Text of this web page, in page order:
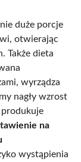
duże porcje
otwierając
Także dieta
wyrządza
nagły wzrost
na
wystąpienia